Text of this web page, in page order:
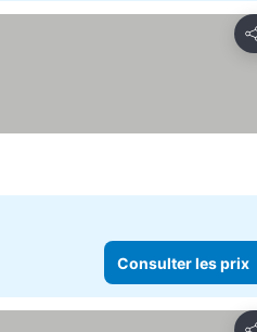
Consulter les prix